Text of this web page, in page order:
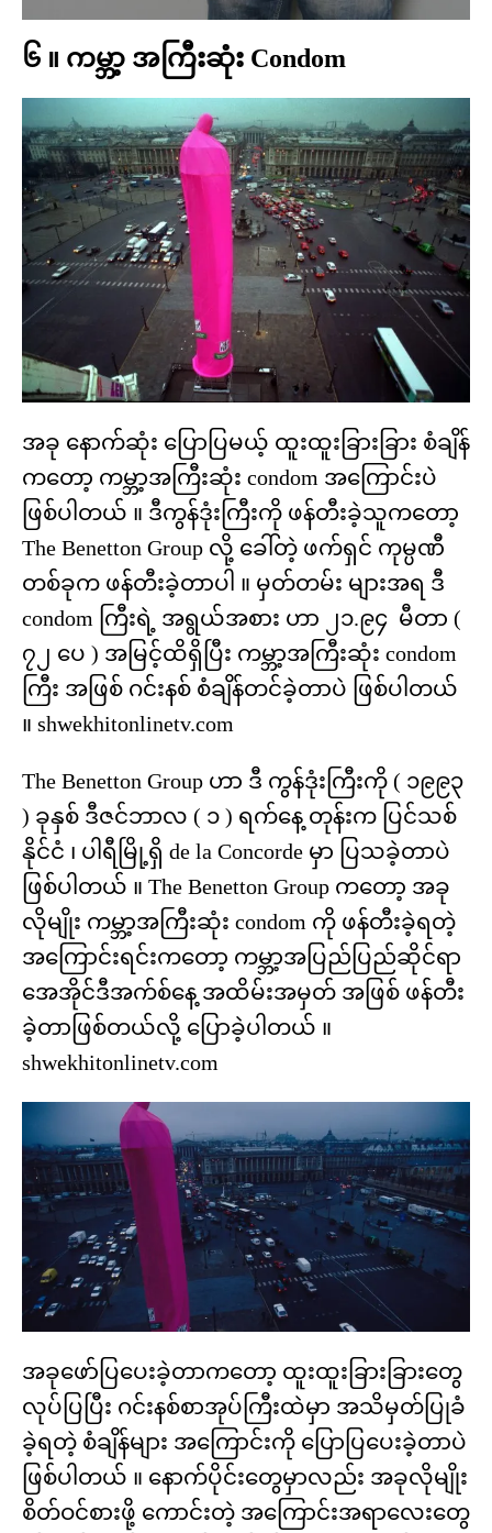
၆ ။ ကမ္ဘာ့ အကြီးဆုံး Condom
အခု နောက်ဆုံး ပြောပြမယ့် ထူးထူးခြားခြား စံချိန်
ကတော့ ကမ္ဘာ့အကြီးဆုံး condom အကြောင်းပဲ
ဖြစ်ပါတယ် ။ ဒီကွန်ဒုံးကြီးကို ဖန်တီးခဲ့သူကတော့
The Benetton Group လို့ ခေါ်တဲ့ ဖက်ရှင် ကုမ္ပဏီ
တစ်ခုက ဖန်တီးခဲ့တာပါ ။ မှတ်တမ်း များအရ ဒီ
condom ကြီးရဲ့ အရွယ်အစား ဟာ ၂၁.၉၄ မီတာ (
၇၂ ပေ ) အမြင့်ထိရှိပြီး ကမ္ဘာ့အကြီးဆုံး condom
ကြီး အဖြစ် ဂင်းနစ် စံချိန်တင်ခဲ့တာပဲ ဖြစ်ပါတယ်
။ shwekhitonlinetv.com
The Benetton Group ဟာ ဒီ ကွန်ဒုံးကြီးကို ( ၁၉၉၃
) ခုနှစ် ဒီဇင်ဘာလ ( ၁ ) ရက်နေ့ တုန်းက ပြင်သစ်
နိုင်ငံ ၊ ပါရီမြို့ရှိ de la Concorde မှာ ပြသခဲ့တာပဲ
ဖြစ်ပါတယ် ။ The Benetton Group ကတော့ အခု
လိုမျိုး ကမ္ဘာ့အကြီးဆုံး condom ကို ဖန်တီးခဲ့ရတဲ့
အကြောင်းရင်းကတော့ ကမ္ဘာ့အပြည်ပြည်ဆိုင်ရာ
အေအိုင်ဒီအက်စ်နေ့ အထိမ်းအမှတ် အဖြစ် ဖန်တီး
ခဲ့တာဖြစ်တယ်လို့ ပြောခဲ့ပါတယ် ။
shwekhitonlinetv.com
အခုဖော်ပြပေးခဲ့တာကတော့ ထူးထူးခြားခြားတွေ
လုပ်ပြပြီး ဂင်းနစ်စာအုပ်ကြီးထဲမှာ အသိမှတ်ပြုခံ
ခဲ့ရတဲ့ စံချိန်များ အကြောင်းကို ပြောပြပေးခဲ့တာပဲ
ဖြစ်ပါတယ် ။ နောက်ပိုင်းတွေမှာလည်း အခုလိုမျိုး
စိတ်ဝင်စားဖို့ ကောင်းတဲ့ အကြောင်းအရာလေးတွေ